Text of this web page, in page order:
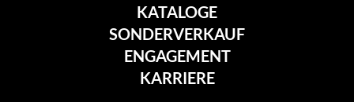
KATALOGE
SONDERVERKAUF
ENGAGEMENT
KARRIERE